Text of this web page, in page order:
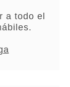
a todo el